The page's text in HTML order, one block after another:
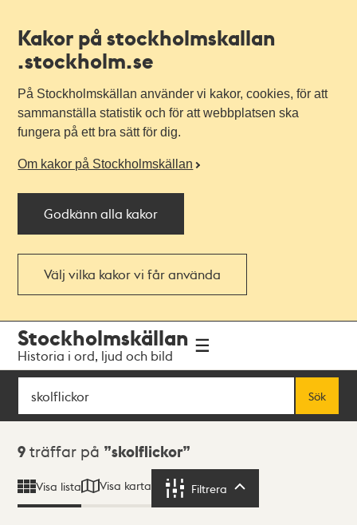
Kakor på stockholmskallan
.stockholm.se
På Stockholmskällan använder vi kakor, cookies, för att
sammanställa statistik och för att webbplatsen ska
fungera på ett bra sätt för dig.
Om kakor på Stockholmskällan
Godkänn alla kakor
Välj vilka kakor vi får använda
navigationen
huvudinnehållet
Stockholmskällan
Historia i ord, ljud och bild
Sök
Sök
Sökresultat
9 träffar på skolflickor
Visa lista Visa karta Filtrera